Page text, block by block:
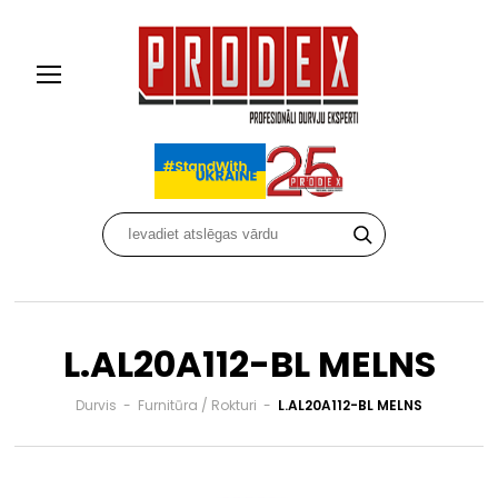
L.AL20A112-BL MELNS
Durvis - Furnitūra / Rokturi - L.AL20A112-BL MELNS